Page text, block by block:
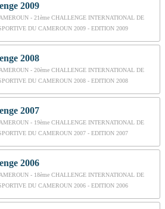
2009
- 21ème CHALLENGE INTERNATIONAL DE
DU CAMEROUN 2009 - EDITION 2009
2008
- 20ème CHALLENGE INTERNATIONAL DE
DU CAMEROUN 2008 - EDITION 2008
2007
- 19ème CHALLENGE INTERNATIONAL DE
DU CAMEROUN 2007 - EDITION 2007
2006
- 18ème CHALLENGE INTERNATIONAL DE
DU CAMEROUN 2006 - EDITION 2006